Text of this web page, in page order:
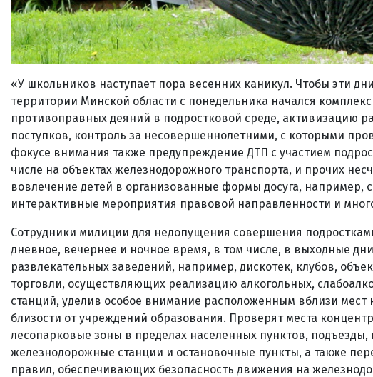
«У школьников наступает пора весенних каникул. Чтобы эти
территории Минской области с понедельника начался
противоправных деяний в подростковой среде, активизацию
поступков, контроль за несовершеннолетними, с которыми
фокусе внимания также предупреждение ДТП с участием
числе на объектах железнодорожного транспорта, и прочих
вовлечение детей в организованные формы досуга, например,
интерактивные мероприятия правовой направленности и
Сотрудники милиции для недопущения совершения
дневное, вечернее и ночное время, в том числе, в выходные
развлекательных заведений, например, дискотек, клубов,
торговли, осуществляющих реализацию алкогольных,
станций, уделив особое внимание расположенным вблизи
близости от учреждений образования. Проверят места
лесопарковые зоны в пределах населенных пунктов,
железнодорожные станции и остановочные пункты, а также
правил, обеспечивающих безопасность движения на